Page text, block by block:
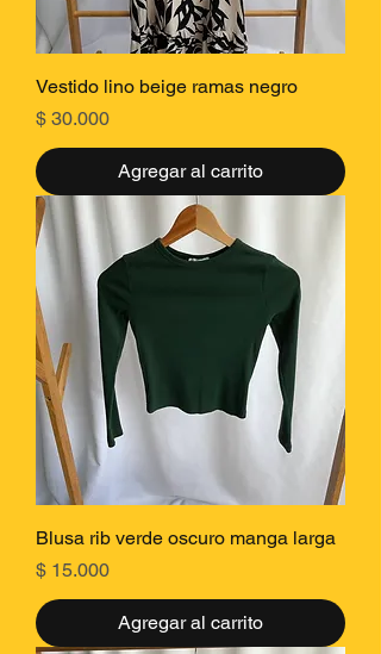
Vestido lino beige ramas negro
Precio
$ 30.000
Agregar al carrito
Blusa rib verde oscuro manga larga
Precio
$ 15.000
Agregar al carrito